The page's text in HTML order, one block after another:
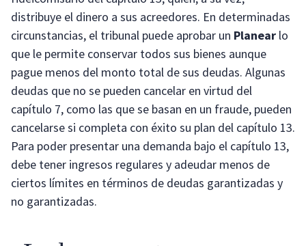
distribuye el dinero a sus acreedores. En determinadas
circunstancias, el tribunal puede aprobar un Planear lo
que le permite conservar todos sus bienes aunque
pague menos del monto total de sus deudas. Algunas
deudas que no se pueden cancelar en virtud del
capítulo 7, como las que se basan en un fraude, pueden
cancelarse si completa con éxito su plan del capítulo 13.
Para poder presentar una demanda bajo el capítulo 13,
debe tener ingresos regulares y adeudar menos de
ciertos límites en términos de deudas garantizadas y
no garantizadas.